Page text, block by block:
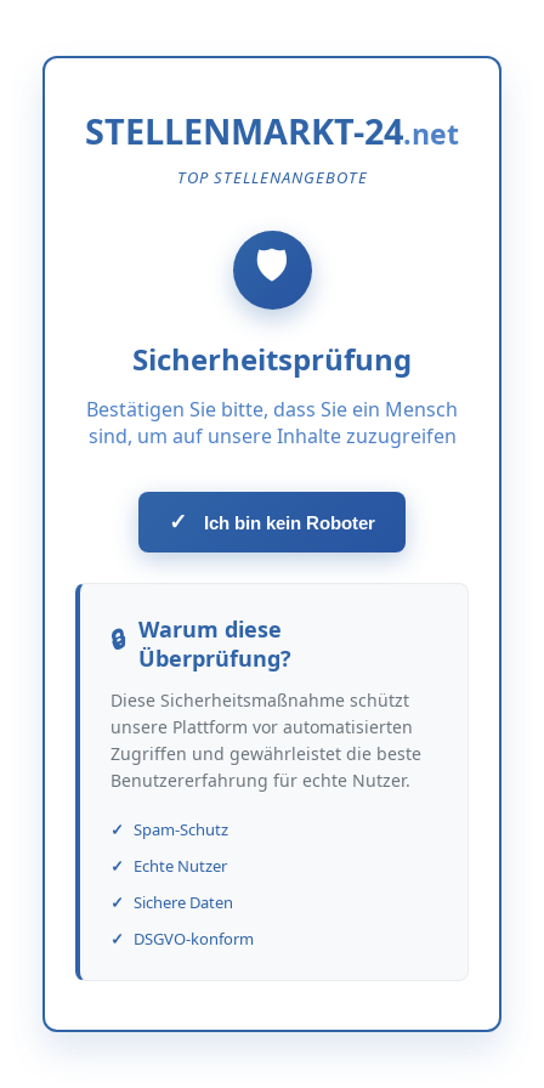
STELLENMARKT-24
TOP STELLENANGEBOTE
Sicherheitsprüfung
Bestätigen Sie bitte, dass Sie ein Mensch
sind, um auf unsere Inhalte zuzugreifen
✓ Ich bin kein Roboter
Warum diese
Überprüfung?
Diese Sicherheitsmaßnahme schützt
unsere Plattform vor automatisierten
Zugriffen und gewährleistet die beste
Benutzererfahrung für echte Nutzer.
Spam-Schutz
Echte Nutzer
Sichere Daten
DSGVO-konform